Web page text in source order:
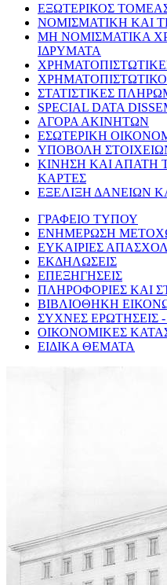
ΕΞΩΤΕΡΙΚΟΣ
ΝΟΜΙΣΜΑΤΙΚΗ ΚΑΙ
ΜΗ ΝΟΜΙΣΜΑΤΙΚΑ
ΙΔΡΥΜΑΤΑ
ΣΤΑΤΙΣΤΙΚΕΣ
SPECIAL DATA
ΑΓΟΡΑ ΑΚΙΝΗΤΩΝ
ΕΣΩΤΕΡΙΚΗ
ΥΠΟΒΟΛΗ
ΚΙΝΗΣΗ ΚΑΙ
ΚΑΡΤΕΣ
ΕΞΕΛΙΞΗ ΔΑΝΕΙΩΝ
ΓΡΑΦΕΙΟ ΤΥΠΟΥ
ΕΝΗΜΕΡΩΣΗ
ΕΥΚΑΙΡΙΕΣ
ΕΚΔΗΛΩΣΕΙΣ
ΕΠΕΞΗΓΗΣΕΙΣ
ΠΛΗΡΟΦΟΡΙΕΣ ΚΑΙ
ΒΙΒΛΙΟΘΗΚΗ
ΣΥΧΝΕΣ ΕΡΩΤΗΣΕΙΣ
ΟΙΚΟΝΟΜΙΚΕΣ
ΕΙΔΙΚΑ ΘΕΜΑΤΑ